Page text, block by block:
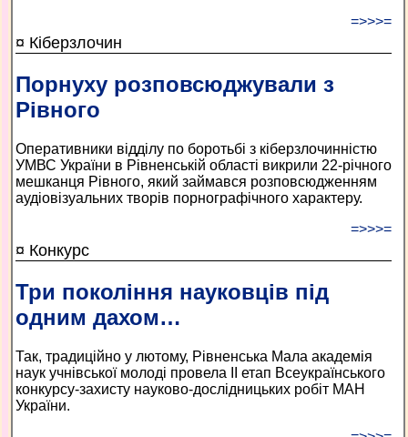
=>>>=
¤ Кіберзлочин
Порнуху розповсюджували з
Рівного
Оперативники відділу по боротьбі з кіберзлочинністю
УМВС України в Рівненській області викрили 22-річного
мешканця Рівного, який займався розповсюдженням
аудіовізуальних творів порнографічного характеру.
=>>>=
¤ Конкурс
Три покоління науковців під
одним дахом…
Так, традиційно у лютому, Рівненська Мала академія
наук учнівської молоді провела ІІ етап Всеукраїнського
конкурсу-захисту науково-дослідницьких робіт МАН
України.